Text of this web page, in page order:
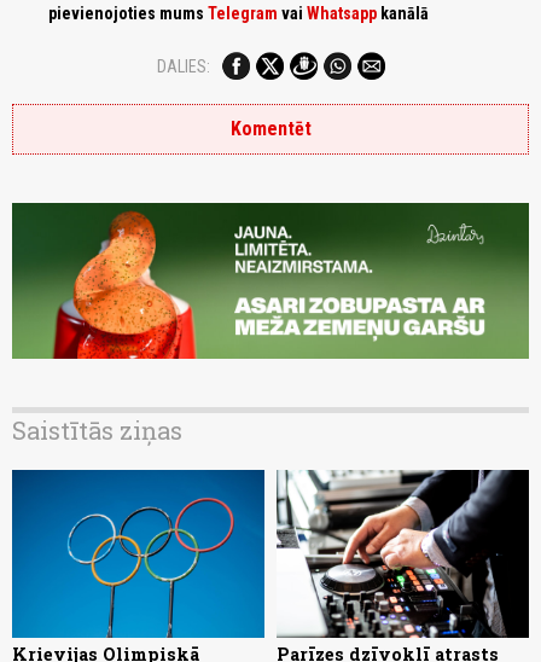
pievienojoties mums Telegram vai Whatsapp kanālā
DALIES:
Komentēt
Saistītās ziņas
Krievijas Olimpiskā Parīzes dzīvoklī atrasts